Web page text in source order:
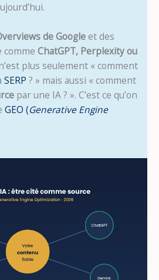
de Googleet des
commeChatGPT, Perplexity ou
plus seulement « comment
SERP ? » mais aussi « comment
par une IA ? ». C’est ce qu’on
GEO (Generative Engine